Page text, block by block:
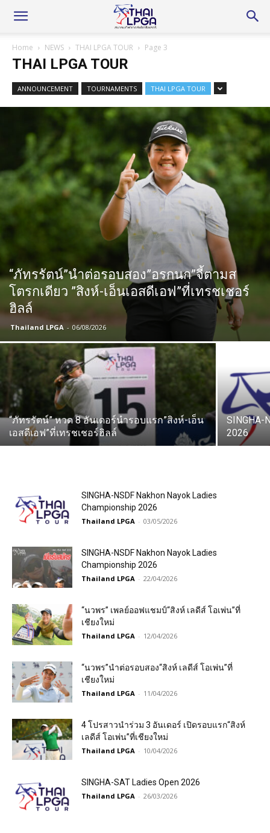
Home NEWS THAI LPGA TOUR Page 3
THAI LPGA TOUR
ANNOUNCEMENT TOURNAMENTS THAI LPGA TOUR
“ภัทรรัตน์”นำต่อรอบสอง”อรกนก”จี้ตามส
โตรกเดียว ”สิงห์-เอ็นเอสดีเอฟ”ที่เทรชเชอร์
ฮิลล์
Thailand LPGA - 06/08/2026
“ภัทรรัตน์” หวด 8 อันเดอร์นำรอบแรก”สิงห์-เอ็น
เอสดีเอฟ”ที่เทรชเชอร์ฮิลล์
SINGHA-
2026
SINGHA-NSDF Nakhon Nayok Ladies
Championship 2026
Thailand LPGA - 03/05/2026
SINGHA-NSDF Nakhon Nayok Ladies
Championship 2026
Thailand LPGA - 22/04/2026
“นวพร” เพลย์ออฟแชมป์“สิงห์ เลดีส์ โอเพ่น”ที่
เชียงใหม่
Thailand LPGA - 12/04/2026
“นวพร”นำต่อรอบสอง“สิงห์ เลดีส์ โอเพ่น”ที่
เชียงใหม่
Thailand LPGA - 11/04/2026
4 โปรสาวนำร่วม 3 อันเดอร์ เปิดรอบแรก“สิงห์
เลดีส์ โอเพ่น”ที่เชียงใหม่
Thailand LPGA - 10/04/2026
SINGHA-SAT Ladies Open 2026
Thailand LPGA - 26/03/2026